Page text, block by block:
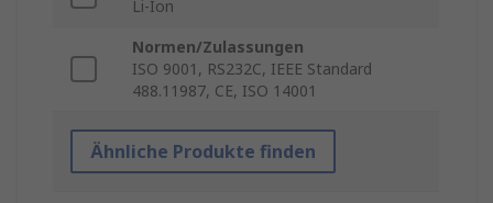
Li-Ion
Normen/Zulassungen
ISO 9001, RS232C, IEEE Standard
488.11987, CE, ISO 14001
Ähnliche Produkte finden